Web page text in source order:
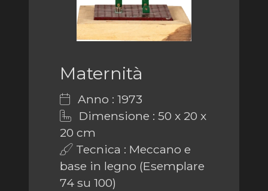
Maternità
Anno : 1973
Dimensione : 50 x 20 x
20 cm
Tecnica : Meccano e
base in legno (Esemplare
74 su 100)